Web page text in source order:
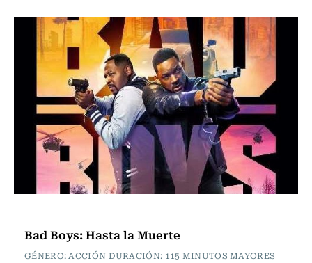
Bad Boys: Hasta la Muerte
GÉNERO: ACCIÓN DURACIÓN: 115 MINUTOS MAYORES